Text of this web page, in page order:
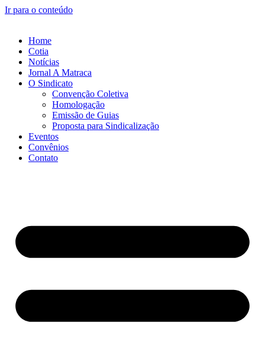
Ir para o conteúdo
Home
Cotia
Notícias
Jornal A Matraca
O Sindicato
Convenção Coletiva
Homologação
Emissão de Guias
Proposta para Sindicalização
Eventos
Convênios
Contato